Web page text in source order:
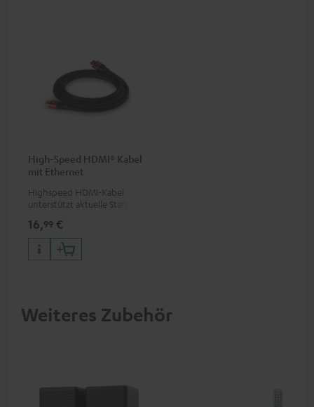
High-Speed HDMI® Kabel
mit Ethernet
Highspeed HDMI-Kabel
unterstützt aktuelle Standards
16,99 €
Weiteres Zubehör